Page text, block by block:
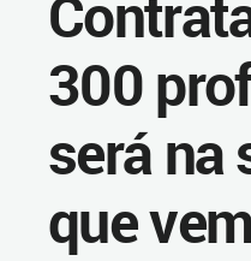
300
será na
que vem